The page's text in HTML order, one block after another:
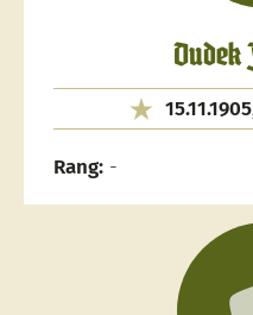
Dudek
Rang: -